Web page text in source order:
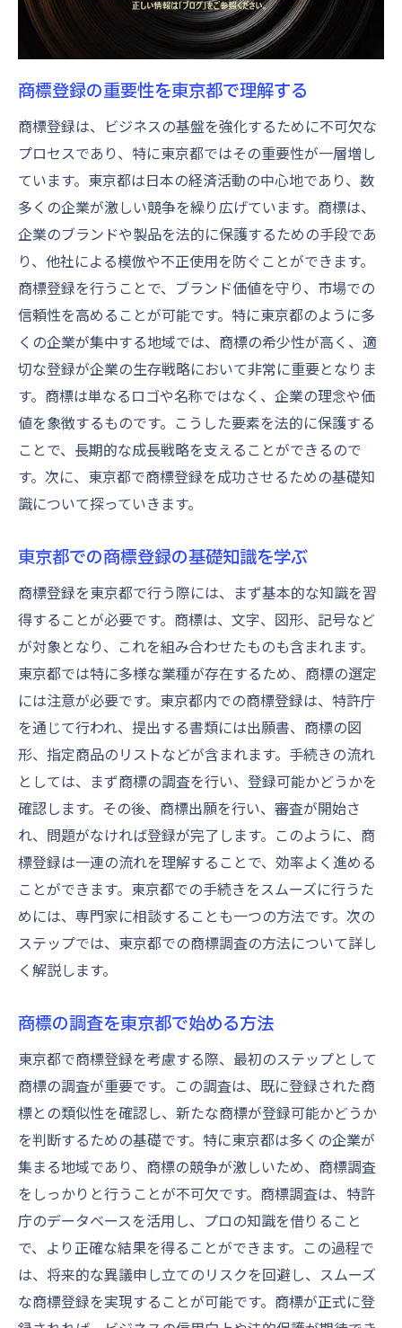
東京都での商標登録申請を円滑に進める方法
商標登録の申請書類作成のポイント
東京都での商標登録申請の流れと手順
東京都内での商標登録の申請窓口
商標登録申請の際の東京都の法的注意点
東京都での商標登録申請のための効率的な
方法
商標登録の審査をクリアするための東京都のポ
イント
東京都での商標審査の基準を理解する
商標審査を通過するための東京都での戦略
東京都の商標審査で評価される要素
東京都での商標審査に向けた準備方法
商標審査における東京都での成功事例
東京都での商標登録最終ステップでの注意点
東京都内での商標登録完了時の手続き
商標登録後の東京都でのフォローアップ
東京都での商標登録完了後の維持管理
東京都での商標登録における最終的な法的
チェック
商標登録が完了した後の東京都での展開方
法
成功する商標登録のための東京都でのコツ
商標登録を効率化する東京都での対策
東京都での商標申請における成功の鍵
東京都での商標登録プロセスをスムーズに
する方法
東京都での商標取得を成功させるための注
意点
東京都における商標登録の成功事例の活用
東京都で商標登録を効率化する時間とコスト管
理
商標登録の時間管理を東京都で行う方法
東京都での商標登録コストを削減するテク
ニック
商標登録における東京都でのリソース最適
化
東京都での商標申請におけるコストの見直
し
商標登録プロセスを東京都で効率化するた
商標登録の重要性を東京都で理解する
商標登録は、ビジネスの基盤を強化するために不可欠な
プロセスであり、特に東京都ではその重要性が一層増し
ています。東京都は日本の経済活動の中心地であり、数
多くの企業が激しい競争を繰り広げています。商標は、
企業のブランドや製品を法的に保護するための手段であ
り、他社による模倣や不正使用を防ぐことができます。
商標登録を行うことで、ブランド価値を守り、市場での
信頼性を高めることが可能です。特に東京都のように多
くの企業が集中する地域では、商標の希少性が高く、適
切な登録が企業の生存戦略において非常に重要となりま
す。商標は単なるロゴや名称ではなく、企業の理念や価
値を象徴するものです。こうした要素を法的に保護する
ことで、長期的な成長戦略を支えることができるので
す。次に、東京都で商標登録を成功させるための基礎知
識について探っていきます。
東京都での商標登録の基礎知識を学ぶ
商標登録を東京都で行う際には、まず基本的な知識を習
得することが必要です。商標は、文字、図形、記号など
が対象となり、これを組み合わせたものも含まれます。
東京都では特に多様な業種が存在するため、商標の選定
には注意が必要です。東京都内での商標登録は、特許庁
を通じて行われ、提出する書類には出願書、商標の図
形、指定商品のリストなどが含まれます。手続きの流れ
としては、まず商標の調査を行い、登録可能かどうかを
確認します。その後、商標出願を行い、審査が開始さ
れ、問題がなければ登録が完了します。このように、商
標登録は一連の流れを理解することで、効率よく進める
ことができます。東京都での手続きをスムーズに行うた
めには、専門家に相談することも一つの方法です。次の
ステップでは、東京都での商標調査の方法について詳し
く解説します。
商標の調査を東京都で始める方法
東京都で商標登録を考慮する際、最初のステップとして
商標の調査が重要です。この調査は、既に登録された商
標との類似性を確認し、新たな商標が登録可能かどうか
を判断するための基礎です。特に東京都は多くの企業が
集まる地域であり、商標の競争が激しいため、商標調査
をしっかりと行うことが不可欠です。商標調査は、特許
庁のデータベースを活用し、プロの知識を借りること
で、より正確な結果を得ることができます。この過程で
は、将来的な異議申し立てのリスクを回避し、スムーズ
な商標登録を実現することが可能です。商標が正式に登